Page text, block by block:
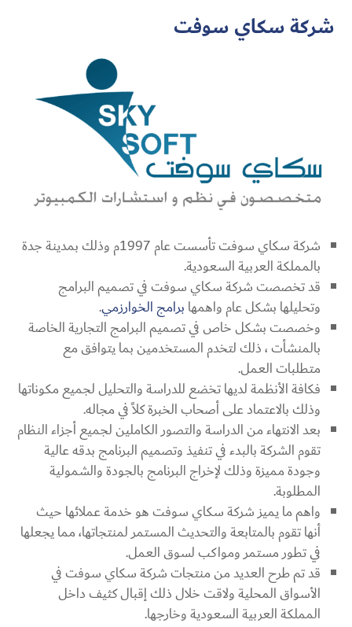
شركة سكاي سوفت
شركة سكاي سوفت تأسست عام 1997م وذلك بمدينة جدة
بالمملكة العربية السعودية.
قد تخصصت شركة سكاي سوفت في تصميم البرامج
وتحليلها بشكل عام واهمها برامج الخوارزمي.
وخصصت بشكل خاص في تصميم البرامج التجارية الخاصة
بالمنشأت ، ذلك لتخدم المستخدمين بما يتوافق مع
متطلبات العمل.
فكافة الأنظمة لديها تخضع للدراسة والتحليل لجميع مكوناتها
وذلك بالاعتماد على أصحاب الخبرة كلاً في مجاله.
بعد الانتهاء من الدراسة والتصور الكاملين لجميع أجزاء النظام
تقوم الشركة بالبدء في تنفيذ وتصميم البرنامج بدقه عالية
وجودة مميزة وذلك لإخراج البرنامج بالجودة والشمولية
المطلوبة.
واهم ما يميز شركة سكاي سوفت هو خدمة عملائها حيث
أنها تقوم بالمتابعة والتحديث المستمر لمنتجاتها، مما يجعلها
في تطور مستمر ومواكب لسوق العمل.
قد تم طرح العديد من منتجات شركة سكاي سوفت في
الأسواق المحلية ولاقت خلال ذلك إقبال كثيف داخل
المملكة العربية السعودية وخارجها.